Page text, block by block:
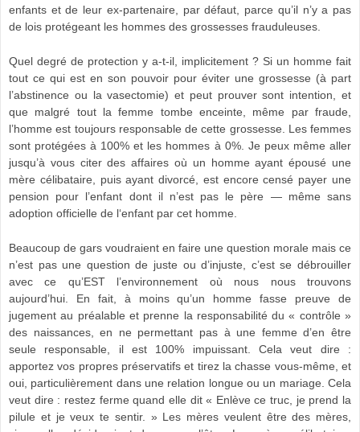
enfants et de leur ex-partenaire, par défaut, parce qu’il n’y a pas
de lois protégeant les hommes des grossesses frauduleuses.
Quel degré de protection y a-t-il, implicitement ? Si un homme fait
tout ce qui est en son pouvoir pour éviter une grossesse (à part
l’abstinence ou la vasectomie) et peut prouver sont intention, et
que malgré tout la femme tombe enceinte, même par fraude,
l’homme est toujours responsable de cette grossesse. Les femmes
sont protégées à 100% et les hommes à 0%. Je peux même aller
jusqu’à vous citer des affaires où un homme ayant épousé une
mère célibataire, puis ayant divorcé, est encore censé payer une
pension pour l’enfant dont il n’est pas le père — même sans
adoption officielle de l‘enfant par cet homme.
Beaucoup de gars voudraient en faire une question morale mais ce
n’est pas une question de juste ou d’injuste, c’est se débrouiller
avec ce qu’EST l’environnement où nous nous trouvons
aujourd’hui. En fait, à moins qu’un homme fasse preuve de
jugement au préalable et prenne la responsabilité du « contrôle »
des naissances, en ne permettant pas à une femme d’en être
seule responsable, il est 100% impuissant. Cela veut dire :
apportez vos propres préservatifs et tirez la chasse vous-même, et
oui, particulièrement dans une relation longue ou un mariage. Cela
veut dire : restez ferme quand elle dit « Enlève ce truc, je prend la
pilule et je veux te sentir. » Les mères veulent être des mères,